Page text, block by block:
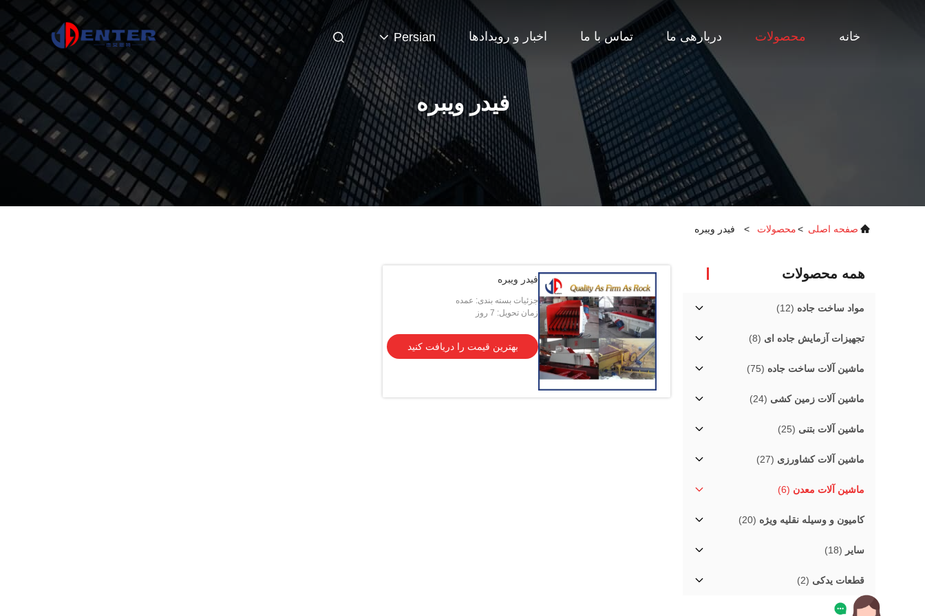
خانه محصولات دربارهی ما تماس با ما اخبار و رویدادها Persian
فیدر ویبره
صفحه اصلی >محصولات > فیدر ویبره
همه محصولات
مواد ساخت جاده (12)
تجهیزات آزمایش جاده ای (8)
ماشین آلات ساخت جاده (75)
ماشین آلات زمین کشی (24)
ماشین آلات بتنی (25)
ماشین آلات کشاورزی (27)
ماشین آلات معدن (6)
کامیون و وسیله نقلیه ویژه (20)
سایر (18)
قطعات یدکی (2)
فیدر ویبره
جزئیات بسته بندی: عمده
زمان تحویل: 7 روز
بهترین قیمت را دریافت کنید